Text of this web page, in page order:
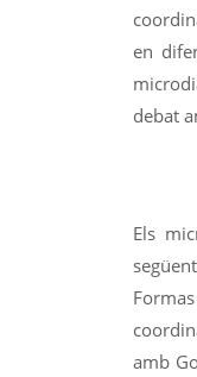
en
debat
Els
amb